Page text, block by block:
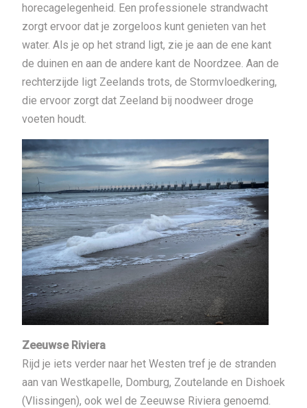
horecagelegenheid. Een professionele strandwacht
zorgt ervoor dat je zorgeloos kunt genieten van het
water. Als je op het strand ligt, zie je aan de ene kant
de duinen en aan de andere kant de Noordzee. Aan de
rechterzijde ligt Zeelands trots, de Stormvloedkering,
die ervoor zorgt dat Zeeland bij noodweer droge
voeten houdt.
Zeeuwse Riviera
Rijd je iets verder naar het Westen tref je de stranden
aan van Westkapelle, Domburg, Zoutelande en Dishoek
(Vlissingen), ook wel de Zeeuwse Riviera genoemd.